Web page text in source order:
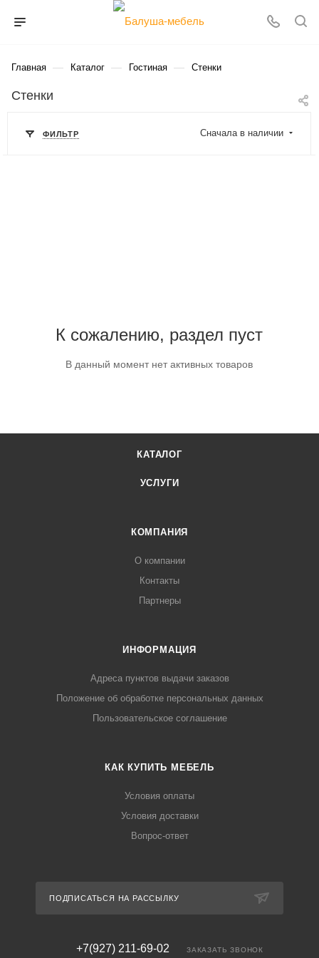
Главная — Каталог — Гостиная — Стенки
Стенки
ФИЛЬТР Сначала в наличии
К сожалению, раздел пуст
В данный момент нет активных товаров
КАТАЛОГ
УСЛУГИ
КОМПАНИЯ
О компании
Контакты
Партнеры
ИНФОРМАЦИЯ
Адреса пунктов выдачи заказов
Положение об обработке персональных данных
Пользовательское соглашение
КАК КУПИТЬ МЕБЕЛЬ
Условия оплаты
Условия доставки
Вопрос-ответ
ПОДПИСАТЬСЯ НА РАССЫЛКУ
+7(927) 211-69-02 ЗАКАЗАТЬ ЗВОНОК